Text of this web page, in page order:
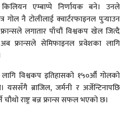
एम्बाप्पे निर्णायक बने। उनले
गोल नै टोलीलाई क्वार्टरफाइनल पुर्‍याउन
लगातार पाँचौं विश्वकप खेल जित्दै
फ्रान्सले सेमिफाइनल प्रवेशका लागि
लागि विश्वकप इतिहासको १५०औँ गोलको
यससँगै ब्राजिल, जर्मनी र अर्जेन्टिनापछि
राष्ट्र बन्न फ्रान्स सफल भएको छ।